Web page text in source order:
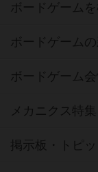
ボードゲーム
ボードゲーム
ボードゲーム会
メカニクス特集
掲示板・トピ